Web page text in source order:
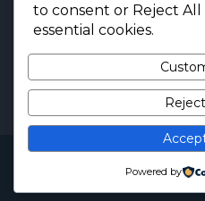
E-mail.:
Copyright © 2026
Diseñada por
to consent or Reject All
essential cookies.
Powered by